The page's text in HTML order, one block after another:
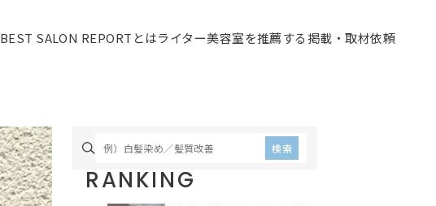
BEST SALON REPORTとはライター美容室を推薦する掲載・取材依頼
検索
RANKING